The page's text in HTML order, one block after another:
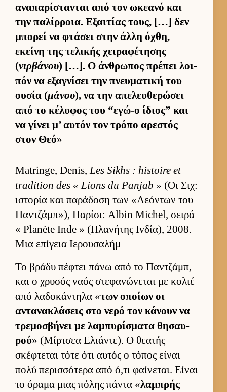
αναπαρίστανται από τον ωκεανό και
την παλίρ­ροια. Εξαι­τίας τους, […] δεν
μπορεί να φτάσει στην άλλη όχθη,
εκείνη της τελικής χει­ραφέτησης
(νιρβάνου) […]. Ο άν­θρωπος πρέπει λοι­
πόν να εξαγνίσει την πνευ­ματική του
ου­σία (μάνου), να την απελευ­θερώσει
από το κέλυφος του “εγώ-ο ίδιος” και
να γίνει μ’ αυ­τόν τον τρόπο αρεστός
στον Θεό»
Matringe, Denis, Les Sikhs : histoire et
tradition des « Lions du Panjab » (Οι Σιχ:
ιστορία και παράδοση των «Λεόντων του
Παν­τζάμπ»), Παρίσι: Albin Michel, σειρά
« Planète Inde » (Πλανήτης Ιν­δία), 2008.
Μια επίγεια Ιερουσαλήμ
Το βράδυ πέφτει πάνω από το Παν­τζάμπ,
και ο χρυσός ναός στεφανώνεται με κολιέ
από λαδοκάντηλα «των οποίων οι
αντανακλάσεις στο νερό τον κάνουν να
τρεμοσβήνει με λαμπυρίσματα θησαυ­
ρού» (Μίρ­τσεα Ελιάντε). Ο θεατής
σκέφτεται τότε ότι αυ­τός ο τόπος εί­ναι
πολύ περισ­σότερα από ό,τι φαί­νεται. Εί­ναι
το όραμα μιας πόλης πάντα «λαμπρής